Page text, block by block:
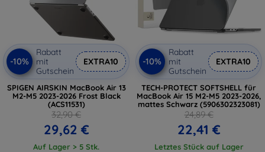
-10%
Rabatt
mit
Gutschein
EXTRA10
SPIGEN AIRSKIN MacBook Air 13
M2-M5 2023-2026 Frost Black
(ACS11531)
32,90 €
29,62 €
Auf Lager > 5 Stk.
-10%
Rabatt
mit
Gutschein
EXTRA10
TECH-PROTECT SOFTSHELL für
MacBook Air 15 M2-M5 2023-2026,
mattes Schwarz (5906302323081)
24,89 €
22,41 €
Letztes Stück auf Lager